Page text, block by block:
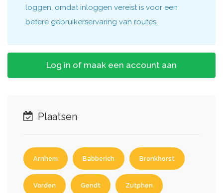
loggen, omdat inloggen vereist is voor een
betere gebruikerservaring van routes.
Log in of maak een account aan
Plaatsen
Arnhem Babberich Bronkhorst
Vorden Gendt Zutphen